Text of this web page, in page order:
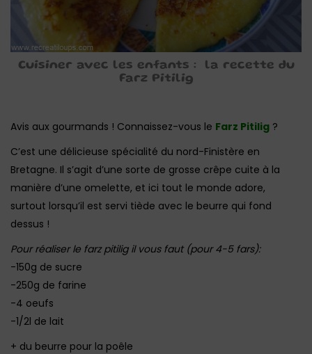
Cuisiner avec les enfants : la recette du
Farz Pitilig
Avis aux gourmands ! Connaissez-vous le Farz Pitilig ?
C’est une délicieuse spécialité du nord-Finistère en
Bretagne. Il s’agit d’une sorte de grosse crêpe cuite à la
manière d’une omelette, et ici tout le monde adore,
surtout lorsqu’il est servi tiède avec le beurre qui fond
dessus !
Pour réaliser le farz pitilig il vous faut (pour 4-5 fars):
-150g de sucre
-250g de farine
-4 oeufs
-1/2l de lait
+ du beurre pour la poêle